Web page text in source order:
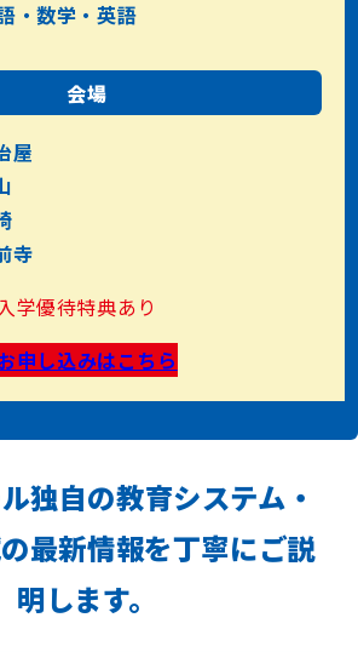
・数学・英語
会場
屋
寺
学優待特典あり
申し込みはこちら
独自の教育システム・
最新情報を丁寧にご説
明します。